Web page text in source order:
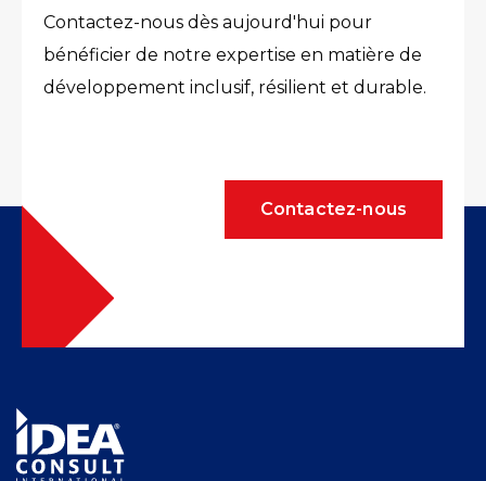
Contactez-nous dès aujourd'hui pour
bénéficier de notre expertise en matière de
développement inclusif, résilient et durable.
Contactez-nous